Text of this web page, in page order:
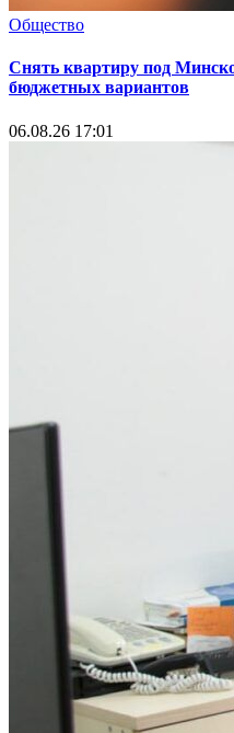
Общество
Снять квартиру под
бюджетных вариантов
06.08.26 17:01